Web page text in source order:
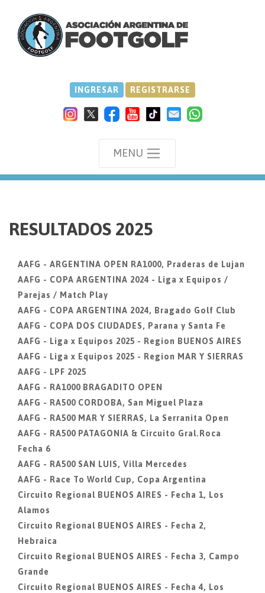
INGRESAR REGISTRARSE
MENU
RESULTADOS 2025
AAFG - ARGENTINA OPEN RA1000, Praderas de Lujan
AAFG - COPA ARGENTINA 2024 - Liga x Equipos /
Parejas / Match Play
AAFG - COPA ARGENTINA 2024, Bragado Golf Club
AAFG - COPA DOS CIUDADES, Parana y Santa Fe
AAFG - Liga x Equipos 2025 - Region BUENOS AIRES
AAFG - Liga x Equipos 2025 - Region MAR Y SIERRAS
AAFG - LPF 2025
AAFG - RA1000 BRAGADITO OPEN
AAFG - RA500 CORDOBA, San Miguel Plaza
AAFG - RA500 MAR Y SIERRAS, La Serranita Open
AAFG - RA500 PATAGONIA & Circuito Gral.Roca
Fecha 6
AAFG - RA500 SAN LUIS, Villa Mercedes
AAFG - Race To World Cup, Copa Argentina
Circuito Regional BUENOS AIRES - Fecha 1, Los
Alamos
Circuito Regional BUENOS AIRES - Fecha 2,
Hebraica
Circuito Regional BUENOS AIRES - Fecha 3, Campo
Grande
Circuito Regional BUENOS AIRES - Fecha 4, Los